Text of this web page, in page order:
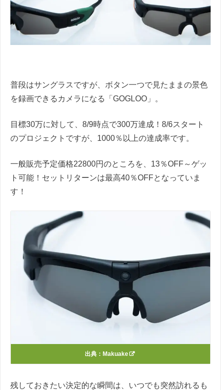
普段はサングラスですが、ボタン一つで見たままの景色
を録画できるカメラになる「GOGLOO」。
目標30万に対して、8/9時点で300万達成！8/6スタート
のプロジェクトですが、1000％以上の達成率です。
一般販売予定価格22800円のところを、13％OFF～ゲッ
ト可能！セットリターンは最高40％OFFとなっていま
す！
出典： Makuake
残しておきたい決定的な瞬間は、いつでも突然訪れるも